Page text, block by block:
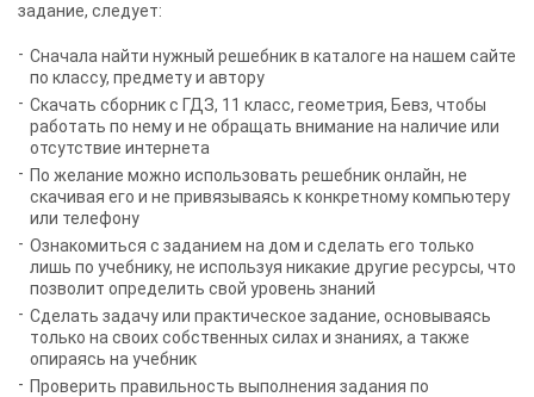
задание, следует:
Сначала найти нужный решебник в каталоге на нашем сайте
по классу, предмету и автору
Скачать сборник с ГДЗ, 11 класс, геометрия, Бевз, чтобы
работать по нему и не обращать внимание на наличие или
отсутствие интернета
По желание можно использовать решебник онлайн, не
скачивая его и не привязываясь к конкретному компьютеру
или телефону
Ознакомиться с заданием на дом и сделать его только
лишь по учебнику, не используя никакие другие ресурсы, что
позволит определить свой уровень знаний
Сделать задачу или практическое задание, основываясь
только на своих собственных силах и знаниях, а также
опираясь на учебник
Проверить правильность выполнения задания по